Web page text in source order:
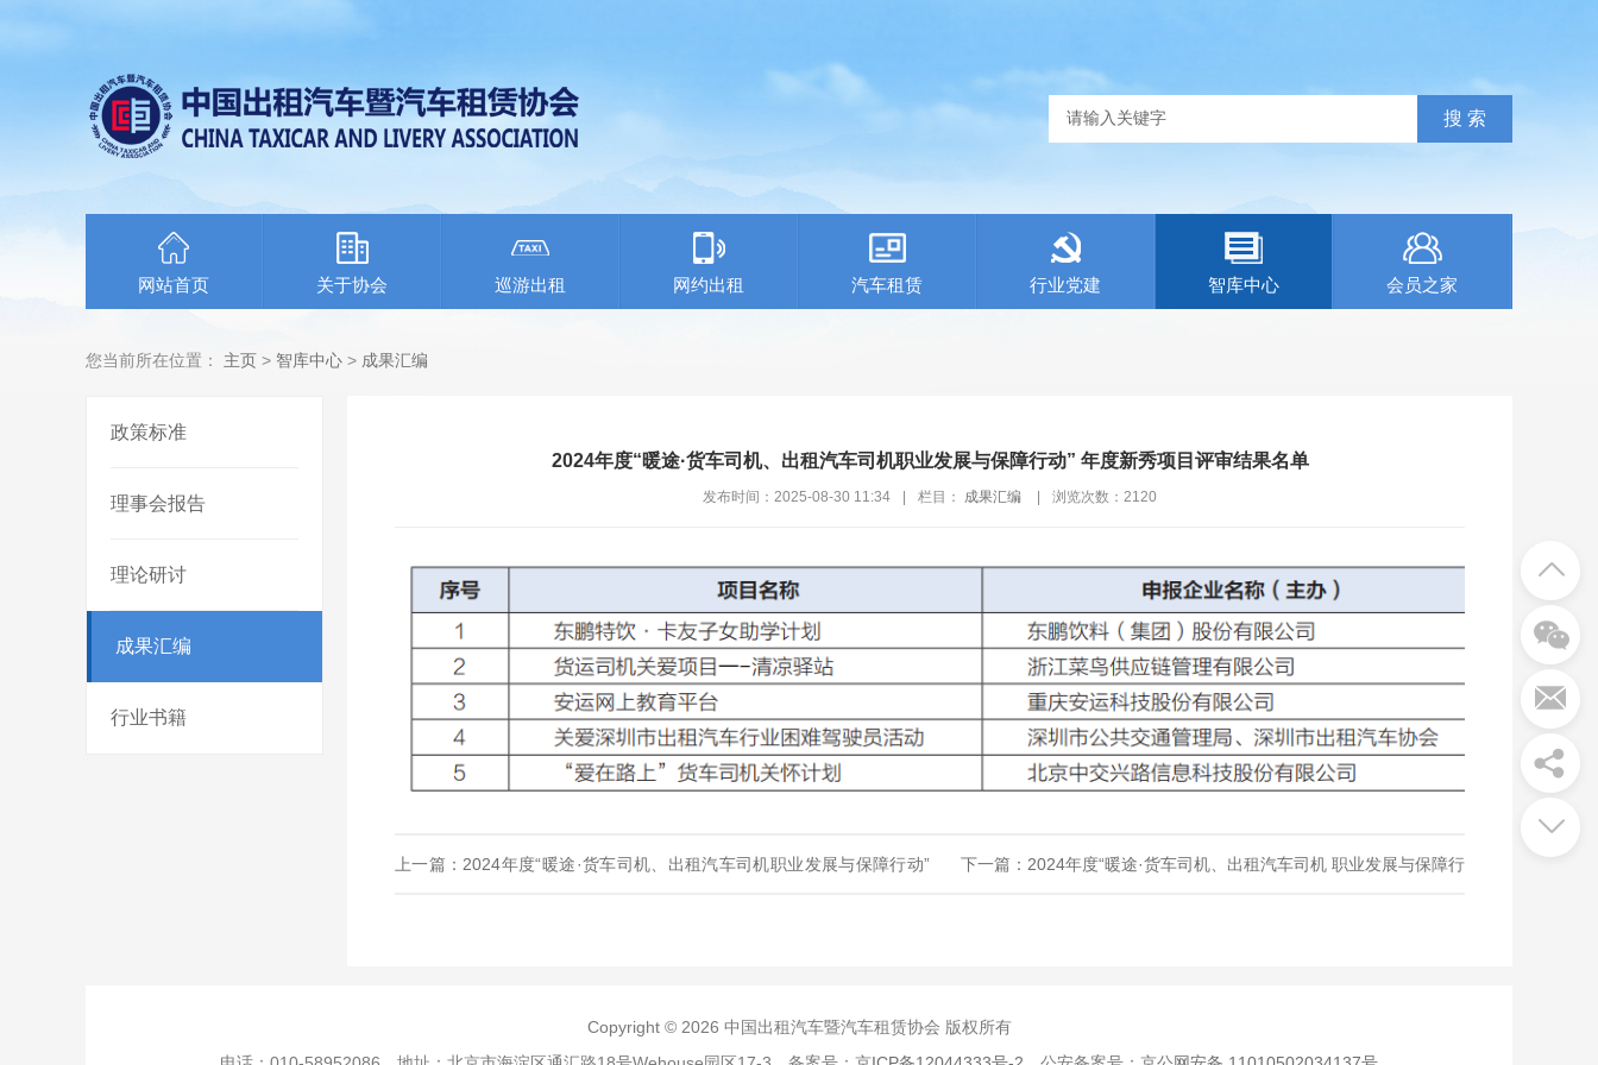
网站首页 关于协会 巡游出租 网约出租 汽车租赁 行业党建 智库中心 会员之家
您当前所在位置： 主页 > 智库中心 > 成果汇编
政策标准
理事会报告
理论研讨
成果汇编
行业书籍
2024年度“暖途·货车司机、出租汽车司机职业发展与保障行动” 年度新秀项目评审结果名单
发布时间：2025-08-30 11:34 栏目： 成果汇编 浏览次数： 2120
上一篇：2024年度“暖途·货车司机、出租汽车司机职业发展与保障行动” 下一篇：2024年度“暖途·货车司机、出租汽车司机 职业发展与保障行
Copyright © 2026 中国出租汽车暨汽车租赁协会 版权所有